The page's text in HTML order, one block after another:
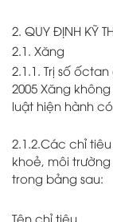
2. QUY ĐỊNH KỸ
2.1. Xăng
2.1.1. Trị số
2005 Xăng
luật hiện hành
2.1.2.Các chỉ
khoẻ, môi
trong bảng sau:
Tên chỉ tiêu